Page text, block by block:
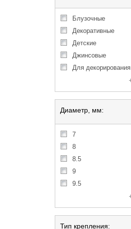
блузочные
декоративные
детские
джинсовые
для декорирования
Диаметр, мм:
7
8
8.5
9
9.5
Тип крепления: